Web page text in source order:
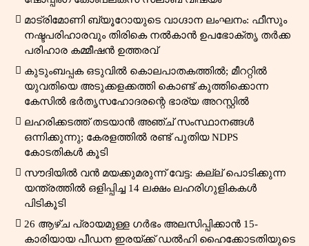
മാട്രിമോണി ബ്യൂറോയുടെ വാഗ്ദാന ലംഘനം: ഫീസും
നഷ്ടപരിഹാരവും തിരികെ നൽകാൻ ഉപഭോക്തൃ തർക്ക
പരിഹാര കമ്മീഷൻ ഉത്തരവ്
കുടുംബപ്പക ഒടുവിൽ കൊലപാതകത്തിൽ; മീററ്റിൽ
യുവതിയെ അടുക്കളക്കത്തി കൊണ്ട് കുത്തിക്കൊന്ന
കേസിൽ ഭർതൃസഹോദരന്റെ ഭാര്യ അറസ്റ്റിൽ
ലഹരിക്കടത്ത് തടയാൻ അഞ്ച് സംസ്ഥാനങ്ങൾ
ഒന്നിക്കുന്നു; കേരളത്തിൽ രണ്ട് പുതിയ NDPS
കോടതികൾ കൂടി
സൗദിയിൽ വൻ മയക്കുമരുന്ന് വേട്ട: കല്ല് പൊടിക്കുന്ന
യന്ത്രത്തിൽ ഒളിപ്പിച്ച 14 ലക്ഷം ലഹരിഗുളികകൾ
പിടികൂടി
26 ആഴ്ച പ്രായമുള്ള ഗർഭം അലസിപ്പിക്കാൻ 15-
കാരിയായ പീഡന ഇരയ്ക്ക് ഡൽഹി ഹൈക്കോടതിയുടെ